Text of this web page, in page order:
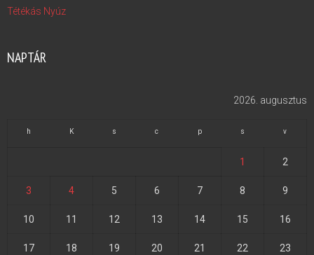
Tétékás Nyúz
NAPTÁR
2026. augusztus
h K s c p s v
1 2
3 4 5 6 7 8 9
10 11 12 13 14 15 16
17 18 19 20 21 22 23